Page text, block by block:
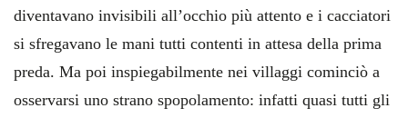
diventavano invisibili all’occhio più attento e i cacciatori
si sfregavano le mani tutti contenti in attesa della prima
preda. Ma poi inspiegabilmente nei villaggi cominciò a
osservarsi uno strano spopolamento: infatti quasi tutti gli